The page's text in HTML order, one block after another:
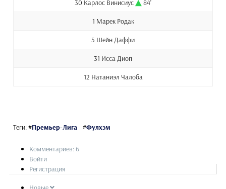
30 Карлос Винисиус 84'
1 Марек Родак
5 Шейн Даффи
31 Исса Диоп
12 Натаниэл Чалоба
Теги:#Премьер-Лига #Фулхэм
Комментариев: 6
Войти
Регистрация